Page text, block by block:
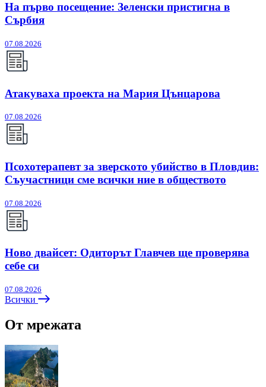
На първо посещение: Зеленски пристигна в
Сърбия
07.08.2026
Атакуваха проекта на Мария Цънцарова
07.08.2026
Псохотерапевт за зверското убийство в Пловдив:
Съучастници сме всички ние в обществото
07.08.2026
Ново двайсет: Одиторът Главчев ще проверява
себе си
07.08.2026
Всички
От мрежата